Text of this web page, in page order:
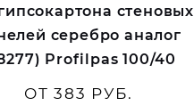
стеновых
серебро аналог
Profilpas 100/40
ОТ 383 РУБ.